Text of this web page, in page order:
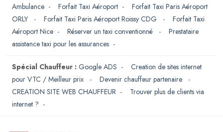
Ambulance - Forfait Taxi Aéroport - Forfait Taxi Paris Aéroport
ORLY
- Forfait Taxi Paris Aéroport Roissy CDG - Forfait Taxi
Aéroport Nice - Réserver un taxi conventionné - Prestataire
assistance taxi pour les assurances -
Spécial Chauffeur : Google ADS - Creation de sites internet
pour VTC / Meilleur prix
- Devenir chauffeur partenaire
-
CREATION SITE WEB CHAUFFEUR - Trouver plus de clients via
internet ? -